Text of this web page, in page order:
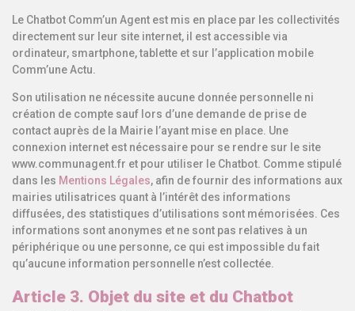
Le Chatbot Comm’un Agent est mis en place par les collectivités
directement sur leur site internet, il est accessible via
ordinateur, smartphone, tablette et sur l’application mobile
Comm’une Actu.
Son utilisation ne nécessite aucune donnée personnelle ni
création de compte sauf lors d’une demande de prise de
contact auprès de la Mairie l’ayant mise en place. Une
connexion internet est nécessaire pour se rendre sur le site
www.communagent.fr et pour utiliser le Chatbot. Comme stipulé
dans les Mentions Légales, afin de fournir des informations aux
mairies utilisatrices quant à l’intérêt des informations
diffusées, des statistiques d’utilisations sont mémorisées. Ces
informations sont anonymes et ne sont pas relatives à un
périphérique ou une personne, ce qui est impossible du fait
qu’aucune information personnelle n’est collectée.
Article 3. Objet du site et du Chatbot